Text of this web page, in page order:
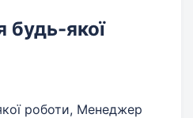
будь-якої
роботи, Менеджер